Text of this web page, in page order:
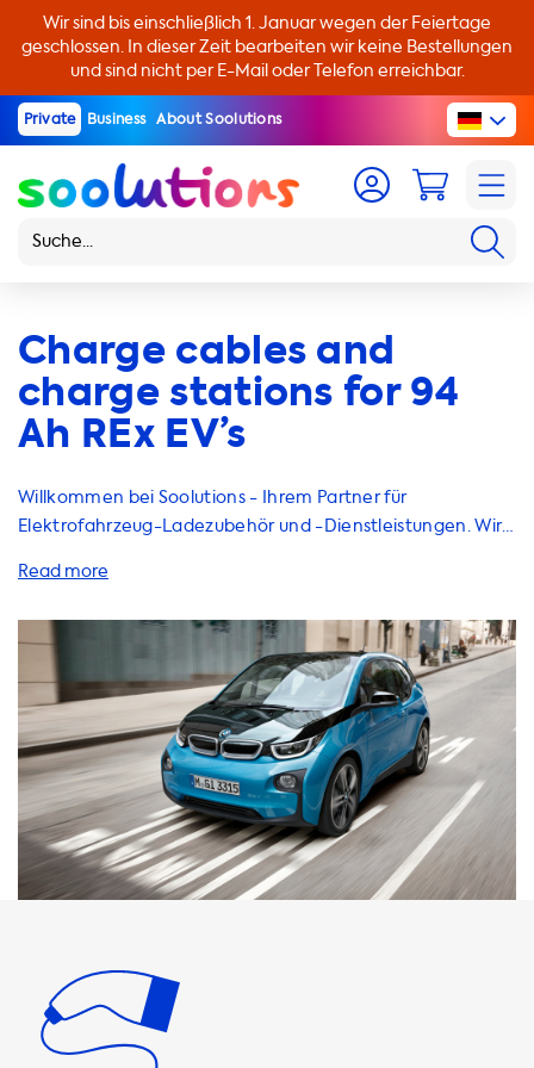
Wir sind bis einschließlich 1. Januar wegen der Feiertage
geschlossen. In dieser Zeit bearbeiten wir keine Bestellungen
und sind nicht per E-Mail oder Telefon erreichbar.
Private Business About Soolutions
Charge cables and
charge stations for 94
Ah REx EV’s
Willkommen bei Soolutions - Ihrem Partner für
Elektrofahrzeug-Ladezubehör und -Dienstleistungen. Wir
Dienstleistungen, um Ihre Elektrofahrzeug-Erfahrung zu
Verwendung von Elektrofahrzeugen ist die
Ladegeschwindigkeit. In diesem Artikel werden wir uns auf
die Vorteile von Heimladestationen, Ladekabeln,
Adaptern und anderen nützlichen Produkten und
Dienstleistungen konzentrieren, um Ihr Elektrofahrzeug
aufzuladen. Unsere Heimladestationen bieten eine
bequeme und schnelle Möglichkeit, Ihr Elektrofahrzeug
aufzuladen. Wir bieten verschiedene Ladestationen mit
unterschiedlichen Ladegeschwindigkeiten an. Die
maximale Ladegeschwindigkeit von AC-Ladestationen
Ladestation aufladen kann. Wenn Sie eine Ladestation
wählen, stellen Sie sicher, dass die Ladegeschwindigkeit
mit der maximalen Ladegeschwindigkeit Ihres Fahrzeugs